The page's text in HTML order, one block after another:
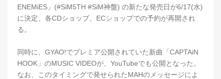
ENEMiES」(#SiM5TH #SiM神盤) の新たな発売日が6/17(水)
に決定、各CDショップ、ECショップでの予約が再開され
る。
同時に、GYAO!でプレミア公開されていた新曲「CAPTAiN
HOOK」のMUSIC VIDEOが、YouTubeでも公開となった。
なお、このタイミングで発せられたMAHのメッセージによ